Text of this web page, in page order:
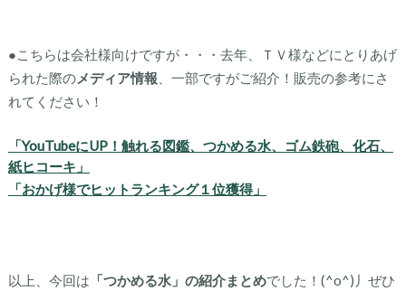
●こちらは会社様向けですが・・・去年、ＴＶ様などにとりあげ
られた際のメディア情報 、一部ですがご紹介！販売の参考にさ
れてください！
「YouTubeにUP！触れる図鑑、つかめる水、ゴム鉄砲、化石、
紙ヒコーキ」
「おかげ様でヒットランキング１位獲得」
以上、今回は 「つかめる水」の紹介まとめでした！(^o^)丿ぜひ